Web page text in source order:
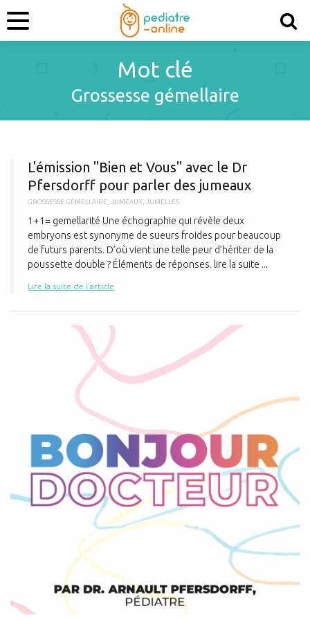
Mot clé
Grossesse gémellaire
L'émission "Bien et Vous" avec le Dr
Pfersdorff pour parler des jumeaux
GROSSESSE GÉMELLAIRE JUMEAUX JUMELLES
1+1= gemellarité Une échographie qui révèle deux
embryons est synonyme de sueurs froides pour beaucoup
de futurs parents. D’où vient une telle peur d’hériter de la
poussette double ? Éléments de réponses. lire la suite ...
Lire la suite de l'article